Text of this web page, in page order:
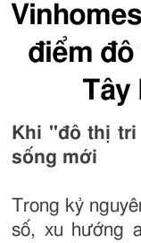
điểm đô
Tây
Khi "đô thị
sống mới
Trong kỷ
số, xu hướng